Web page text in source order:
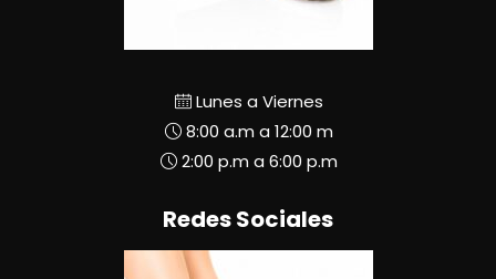
Lunes a Viernes
8:00 a.m a 12:00 m
2:00 p.m a 6:00 p.m
Redes Sociales